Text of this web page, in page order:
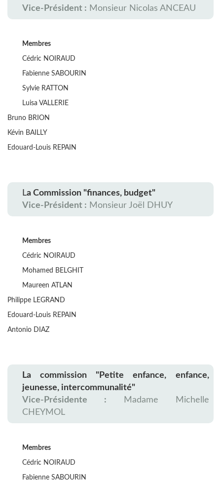
Vice-Président : Monsieur Nicolas ANCEAU
Membres
Cédric NOIRAUD
Fabienne SABOURIN
Sylvie RATTON
Luisa VALLERIE
Bruno BRION
Kévin BAILLY
Edouard-Louis REPAIN
La Commission "finances, budget"
Vice-Président : Monsieur Joël DHUY
Membres
Cédric NOIRAUD
Mohamed BELGHIT
Maureen ATLAN
Philippe LEGRAND
Edouard-Louis REPAIN
Antonio DIAZ
La commission "Petite enfance, enfance,
jeunesse, intercommunalité"
Vice-Présidente : Madame Michelle
CHEYMOL
Membres
Cédric NOIRAUD
Fabienne SABOURIN